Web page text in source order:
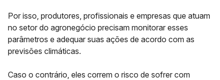
Por isso, produtores, profissionais e empresas que atuam
no setor do agronegócio precisam monitorar esses
parâmetros e adequar suas ações de acordo com as
previsões climáticas.
Caso o contrário, eles correm o risco de sofrer com